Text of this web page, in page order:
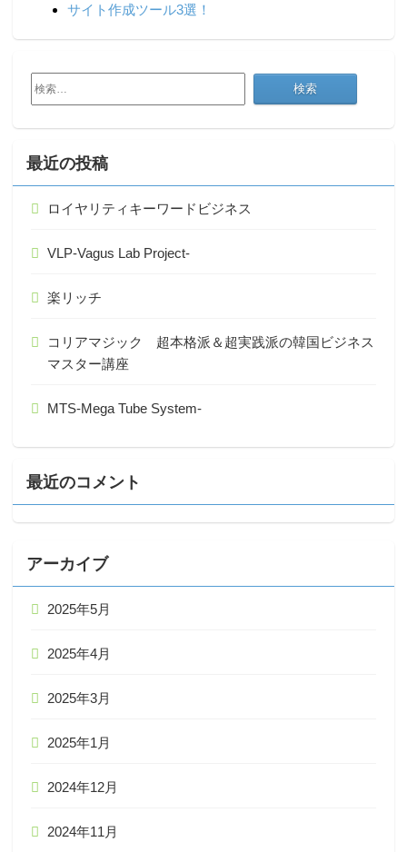
サイト作成ツール3選！
検
索:
最近の投稿
ロイヤリティキーワードビジネス
VLP-Vagus Lab Project-
楽リッチ
コリアマジック 超本格派＆超実践派の韓国ビジネス
マスター講座
MTS-Mega Tube System-
最近のコメント
アーカイブ
2025年5月
2025年4月
2025年3月
2025年1月
2024年12月
2024年11月